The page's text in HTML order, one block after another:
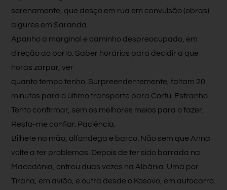
serenamente, que desço em rua em convulsão (obras)
algures em Saranda.
Apanho a marginal e caminho despreocupado, em
direção ao porto. Saber horários para decidir a que
horas zarpar, ver
quanto tempo tenho. Surpreendentemente, faltam 20
minutos para o último transporte para Corfu. Estranho.
Tento confirmar, sem os melhores meios para o fazer.
Resta-me confiar. Paciência.
Bilhete na mão, alfandega e barco. Não sem que Anna
volte a ter problemas. Depois de ter sido barrada na
Macedónia, entrou duas vezes na Albânia. Uma por
Tirana, em avião, e outra desde o Kosovo, em autocarro.